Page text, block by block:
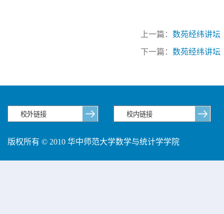
上一篇： 数苑经纬讲坛
下一篇： 数苑经纬讲坛
版权所有 © 2010 华中师范大学数学与统计学学院